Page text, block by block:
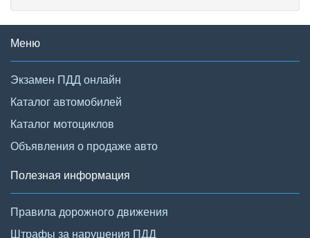
Меню
Экзамен ПДД онлайн
Каталог автомобилей
Каталог мотоциклов
Объявления о продаже авто
Полезная информация
Правила дорожного движения
Штрафы за нарушения ПДД